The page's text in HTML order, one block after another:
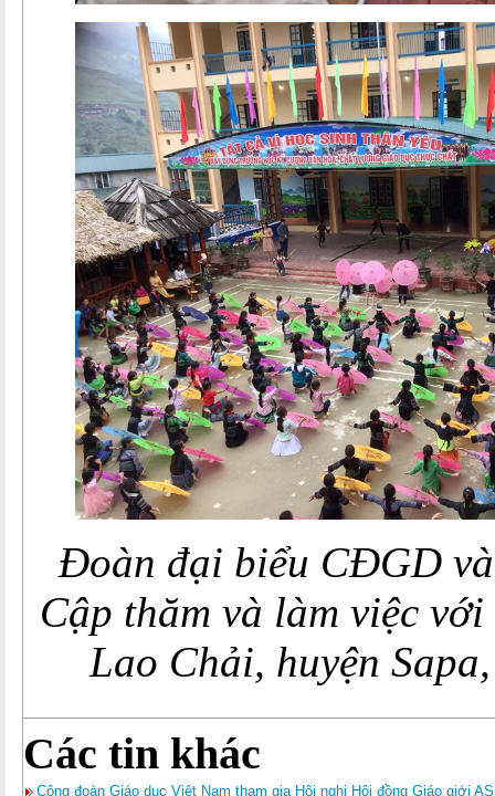
Đoàn đại biểu CĐGD
Cập thăm và làm việc
Lao Chải, huyện
Các tin khác
Công đoàn Giáo dục Việt Nam tham gia Hội nghị Hội đồng Giáo giới